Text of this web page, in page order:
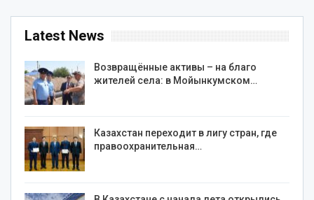
Latest News
Возвращённые активы – на благо
жителей села: в Мойынкумском…
Казахстан переходит в лигу стран, где
правоохранительная…